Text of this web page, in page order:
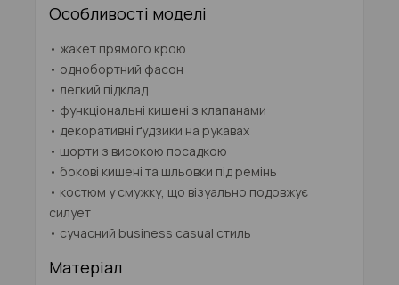
Особливості моделі
• жакет прямого крою
• однобортний фасон
• легкий підклад
• функціональні кишені з клапанами
• декоративні ґудзики на рукавах
• шорти з високою посадкою
• бокові кишені та шльовки під ремінь
• костюм у смужку, що візуально подовжує
силует
• сучасний business casual стиль
Матеріал